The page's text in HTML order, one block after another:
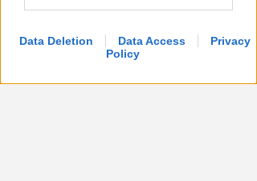
Data Deletion Data Access
Privacy
Policy